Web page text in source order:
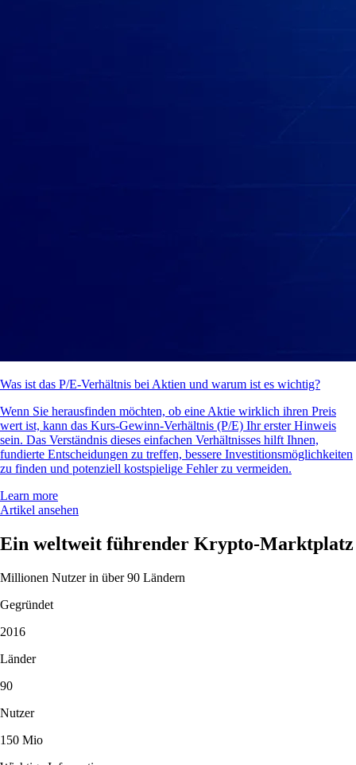
Was ist das P/E-Verhältnis bei Aktien und warum ist es wichtig?
Wenn Sie herausfinden möchten, ob eine Aktie wirklich ihren Preis
wert ist, kann das Kurs-Gewinn-Verhältnis (P/E) Ihr erster Hinweis
sein. Das Verständnis dieses einfachen Verhältnisses hilft Ihnen,
fundierte Entscheidungen zu treffen, bessere Investitionsmöglichkeiten
zu finden und potenziell kostspielige Fehler zu vermeiden.
Learn more
Artikel ansehen
Ein weltweit führender Krypto-Marktplatz
Millionen Nutzer in über 90 Ländern
Gegründet
2016
Länder
90
Nutzer
150 Mio